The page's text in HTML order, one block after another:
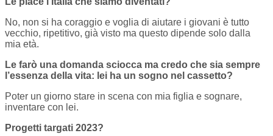
No, non si ha coraggio e voglia di aiutare i giovani è tutto
vecchio, ripetitivo, già visto ma questo dipende solo dalla
mia età.
Le farò una domanda sciocca ma credo che sia sempre
l’essenza della vita: lei ha un sogno nel cassetto?
Poter un giorno stare in scena con mia figlia e sognare,
inventare con lei.
Progetti targati 2023?